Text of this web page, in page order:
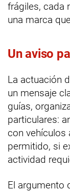
frágiles, cada
una marca
Un aviso
La actuación
un mensaje
guías,
particulares:
con vehículos
permitido, si
actividad
El argumento